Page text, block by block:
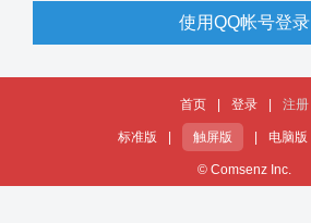
使用QQ帐号登录
首页 登录 注册
标准版 触屏版 电脑版
© Comsenz Inc.